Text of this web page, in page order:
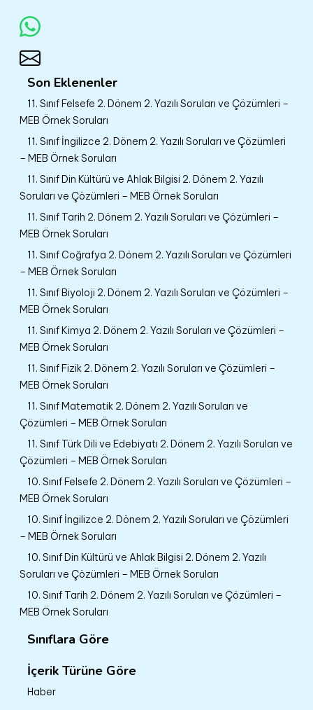
Son Eklenenler
11. Sınıf Felsefe 2. Dönem 2. Yazılı Soruları ve Çözümleri –
MEB Örnek Soruları
11. Sınıf İngilizce 2. Dönem 2. Yazılı Soruları ve Çözümleri
– MEB Örnek Soruları
11. Sınıf Din Kültürü ve Ahlak Bilgisi 2. Dönem 2. Yazılı
Soruları ve Çözümleri – MEB Örnek Soruları
11. Sınıf Tarih 2. Dönem 2. Yazılı Soruları ve Çözümleri –
MEB Örnek Soruları
11. Sınıf Coğrafya 2. Dönem 2. Yazılı Soruları ve Çözümleri
– MEB Örnek Soruları
11. Sınıf Biyoloji 2. Dönem 2. Yazılı Soruları ve Çözümleri –
MEB Örnek Soruları
11. Sınıf Kimya 2. Dönem 2. Yazılı Soruları ve Çözümleri –
MEB Örnek Soruları
11. Sınıf Fizik 2. Dönem 2. Yazılı Soruları ve Çözümleri –
MEB Örnek Soruları
11. Sınıf Matematik 2. Dönem 2. Yazılı Soruları ve
Çözümleri – MEB Örnek Soruları
11. Sınıf Türk Dili ve Edebiyatı 2. Dönem 2. Yazılı Soruları ve
Çözümleri – MEB Örnek Soruları
10. Sınıf Felsefe 2. Dönem 2. Yazılı Soruları ve Çözümleri –
MEB Örnek Soruları
10. Sınıf İngilizce 2. Dönem 2. Yazılı Soruları ve Çözümleri
– MEB Örnek Soruları
10. Sınıf Din Kültürü ve Ahlak Bilgisi 2. Dönem 2. Yazılı
Soruları ve Çözümleri – MEB Örnek Soruları
10. Sınıf Tarih 2. Dönem 2. Yazılı Soruları ve Çözümleri –
MEB Örnek Soruları
Sınıflara Göre
İçerik Türüne Göre
Haber